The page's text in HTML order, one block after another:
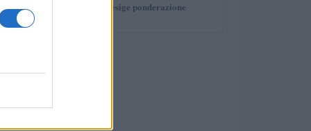
investimento che esige ponderazione